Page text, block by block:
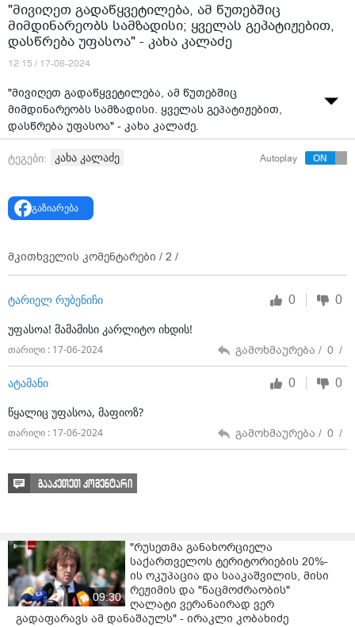
"მივიღეთ გადაწყვეტილება, ამ წუთებშიც
მიმდინარეობს სამზადისი; ყველას გეპატიჟებით,
დასწრება უფასოა" - კახა კალაძე
12:15 / 17-06-2024
"მივიღეთ გადაწყვეტილება, ამ წუთებშიც
მიმდინარეობს სამზადისი. ყველას გეპატიჟებით,
დასწრება უფასოა" - კახა კალაძე.
ტეგები: კახა კალაძე Autoplay
გაზიარება
მკითხველის კომენტარები / 2 /
ტარიელ რუბენიჩი 0 0
უფასოა! მამამისი კარლიტო იხდის!
თარიღი : 17-06-2024 გამოხმაურება / 0 /
ატამანი 0 0
წყალიც უფასოა, მაფიოზ?
თარიღი : 17-06-2024 გამოხმაურება / 0 /
გააკეთეთ კომენტარი
09:30
"რუსეთმა განახორციელა
საქართველოს ტერიტორიების 20%-
ის ოკუპაცია და სააკაშვილის, მისი
რეჟიმის და "ნაცმოძრაობის"
ღალატი ვერანაირად ვერ
გადაფარავს ამ დანაშაულს" - ირაკლი კობახიძე